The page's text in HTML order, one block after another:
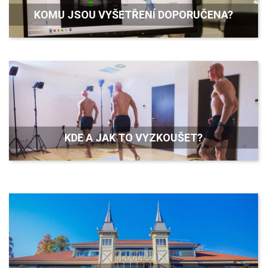
KOMU JSOU VYŠETŘENÍ DOPORUČENA?
KDE A JAK TO VYZKOUŠET?